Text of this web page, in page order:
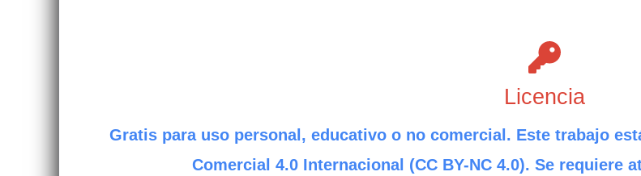
Licencia
Gratis para uso personal, educativo o no comercial. Este trabajo
Comercial 4.0 Internacional (CC BY-NC 4.0). Se requiere